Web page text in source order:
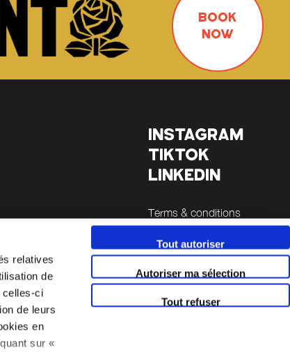
relatives
de
celles-ci
de leurs
en
sur «
Tout autoriser
Autoriser ma sélection
Tout refuser
BOOK
NOW
5
INSTAGRAM
TIKTOK
LINKEDIN
Terms & conditions
Legals